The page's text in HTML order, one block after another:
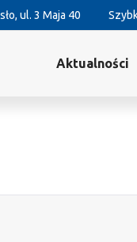
ul. 3 Maja 40
Aktualności